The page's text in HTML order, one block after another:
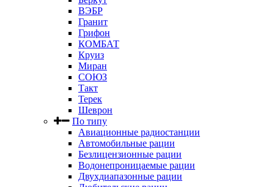
ВЭБР
Гранит
Грифон
КОМБАТ
Круиз
Миран
СОЮЗ
Такт
Терек
Шеврон
По типу
Авиационные радиостанции
Автомобильные рации
Безлицензионные рации
Водонепроницаемые рации
Двухдиапазонные рации